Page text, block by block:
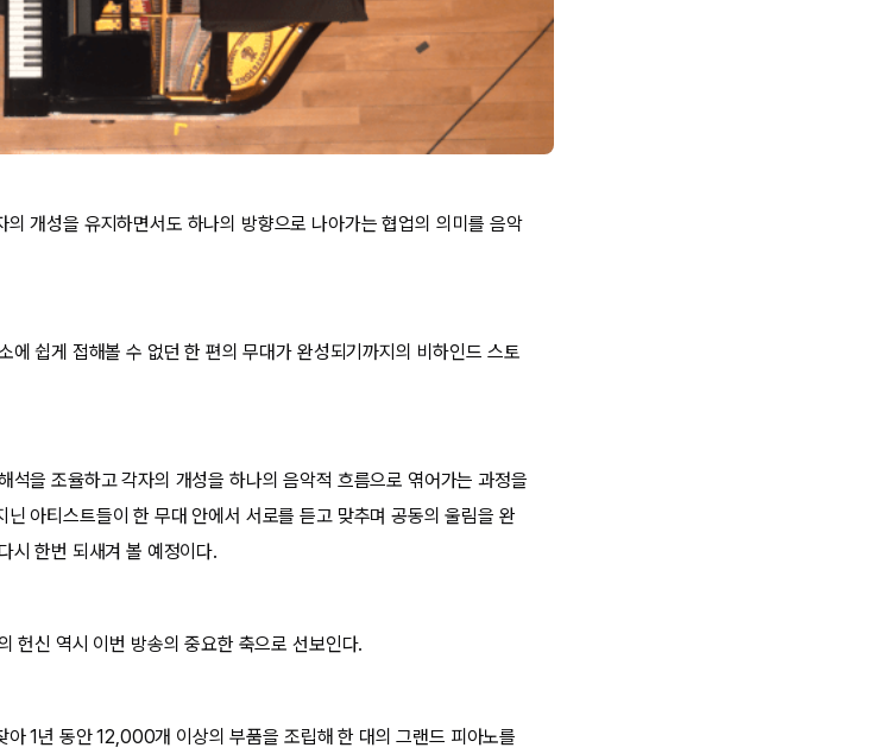
개성을 유지하면서도 하나의 방향으로 나아가는 협업의 의미를 음악
에 쉽게 접해볼 수 없던 한 편의 무대가 완성되기까지의 비하인드 스토
석을 조율하고 각자의 개성을 하나의 음악적 흐름으로 엮어가는 과정을
아티스트들이 한 무대 안에서 서로를 듣고 맞추며 공동의 울림을 완
시 한번 되새겨 볼 예정이다.
헌신 역시 이번 방송의 중요한 축으로 선보인다.
1년 동안 12,000개 이상의 부품을 조립해 한 대의 그랜드 피아노를